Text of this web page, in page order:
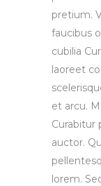
pretium.
faucibus
cubilia
laoreet
et arcu.
Curabitur
auctor.
lorem.